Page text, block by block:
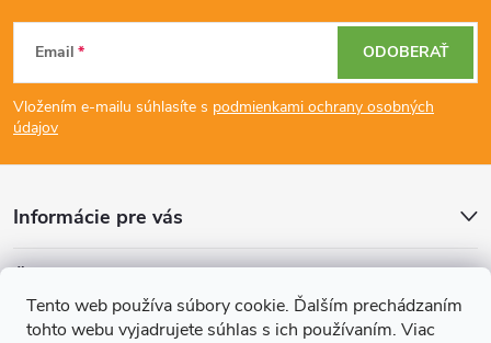
Tento web používa súbory cookie. Ďalším prechádzaním
tohto webu vyjadrujete súhlas s ich používaním. Viac
Z
á
p
ä
t
Email
Vložením e-mailu súhlasíte s podmienkami ochrany osobných
údajov
ODOBERAŤ
Informácie pre vás